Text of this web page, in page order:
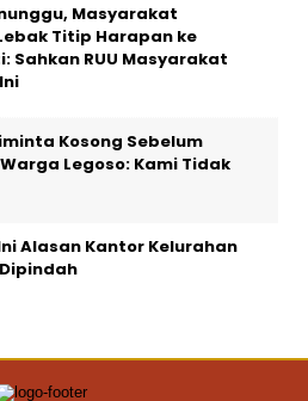
Masyarakat
Titip Harapan ke
Sahkan RUU Masyarakat
Kosong Sebelum
Legoso: Kami Tidak
Alasan Kantor Kelurahan